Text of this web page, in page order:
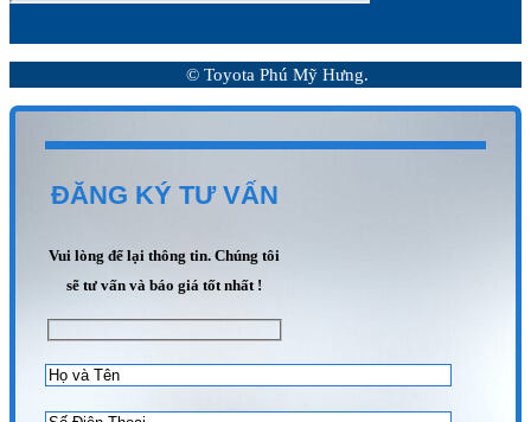
© Toyota Phú Mỹ Hưng.
ĐĂNG KÝ TƯ VẤN
Vui lòng để lại thông tin. Chúng tôi
sẽ tư vấn và báo giá tốt nhất !